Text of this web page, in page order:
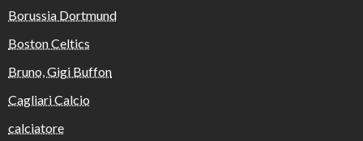
Borussia Dortmund
Boston Celtics
Bruno, Gigi Buffon
Cagliari Calcio
calciatore